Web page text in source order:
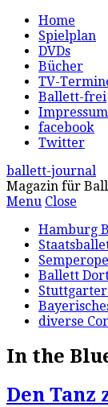
Home
Spielplan
DVDs
Bücher
TV-
Ballett-frei
Impressum
facebook
Twitter
ballett-journal
Magazin für
Menu Close
Hamburg
Ballett
diverse
In the
Den Tanz